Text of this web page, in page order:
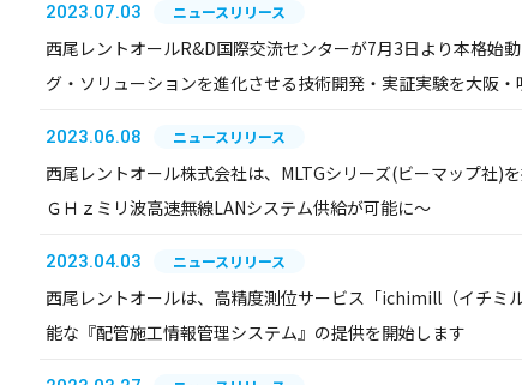
2023.07.03 ニュースリリース
西尾レントオールR&D国際交流センターが7月3日より本格始
グ・ソリューションを進化させる技術開発・実証実験を大阪
2023.06.08 ニュースリリース
西尾レントオール株式会社は、MLTGシリーズ(ビーマップ社)
ＧＨｚミリ波高速無線LANシステム供給が可能に～
2023.04.03 ニュースリリース
西尾レントオールは、高精度測位サービス「ichimill（イチミ
能な『配管施工情報管理システム』の提供を開始します